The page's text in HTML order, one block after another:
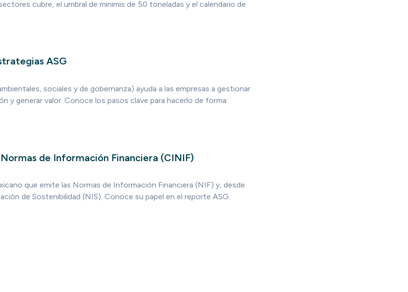
cubre, el umbral de minimis de 50 toneladas y el calendario de
ASG
sociales y de gobernanza) ayuda a las empresas a gestionar
y generar valor. Conoce los pasos clave para hacerlo de forma
de Información Financiera (CINIF)
que emite las Normas de Información Financiera (NIF) y, desde
de Sostenibilidad (NIS). Conoce su papel en el reporte ASG.